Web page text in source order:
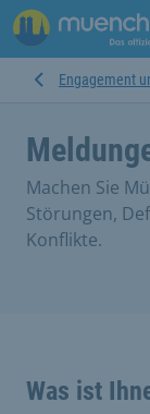
Engagement
Machen Sie
Störungen,
Konflikte.
Was ist